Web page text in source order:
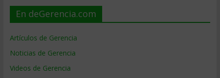
En deGerencia.com
Artículos de Gerencia
Noticias de Gerencia
Videos de Gerencia